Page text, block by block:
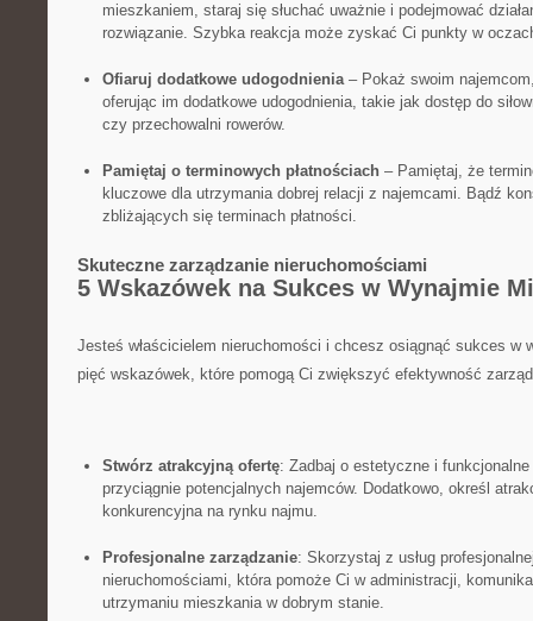
mieszkaniem, staraj się słuchać​ uważnie⁢ i podejmować
rozwiązanie. Szybka reakcja może zyskać​ Ci‍ punkty w
Ofiaruj dodatkowe udogodnienia– Pokaż swoim
oferując im dodatkowe udogodnienia, takie jak dostęp do
⁢czy przechowalni​ rowerów.
Pamiętaj o terminowych płatnościach– Pamiętaj, że
⁤kluczowe dla utrzymania dobrej relacji⁢ z najemcami.​ Bądź
zbliżających ‌się terminach płatności.
Skuteczne zarządzanie nieruchomościami
5⁤ Wskazówek na Sukces w ‍Wynajmie⁢
Jesteś właścicielem ⁤nieruchomości i chcesz‌ osiągnąć sukces⁣ w
⁤pięć wskazówek, które pomogą Ci zwiększyć ⁣efektywność
Stwórz atrakcyjną ofertę: Zadbaj o ‍estetyczne i
przyciągnie ​potencjalnych ⁣najemców. Dodatkowo,‍ określ
konkurencyjna‍ na⁢ rynku najmu.
Profesjonalne zarządzanie: Skorzystaj z usług
nieruchomościami, która pomoże Ci ⁣w ‍administracji,
utrzymaniu mieszkania w dobrym⁤ stanie.